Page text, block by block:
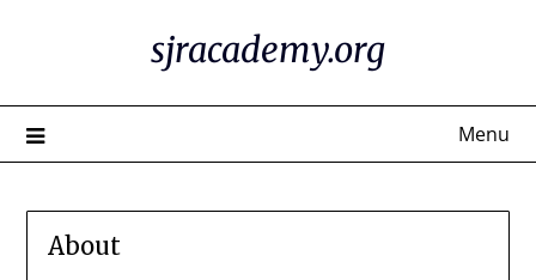
sjracademy.org
Menu
About